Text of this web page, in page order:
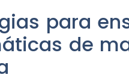
para
de